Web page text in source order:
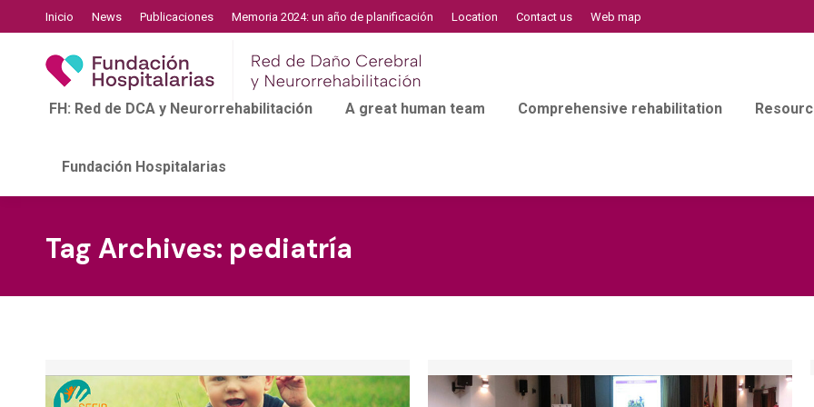
Inicio News Publicaciones Memoria 2024: un año de planificación Location Contact us Web map
FH: Red de DCA y Neurorrehabilitación A great human team Comprehensive rehabilitation
Fundación Hospitalarias
Tag Archives: pediatría